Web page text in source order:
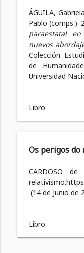
ÁGUILA,
Pablo (comps.).
paraestatal
nuevos
Colección
de
Universidad
Libro
Os perigos do
CARDOSO
(14 de Junio de
Libro